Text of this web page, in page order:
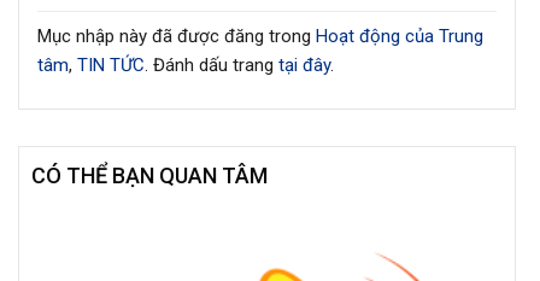
Mục nhập này đã được đăng trong Hoạt động của Trung
tâm, TIN TỨC. Đánh dấu trang tại đây.
CÓ THỂ BẠN QUAN TÂM